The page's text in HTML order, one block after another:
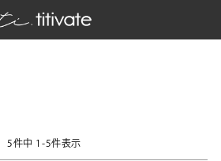
5件中 1 -5件表示